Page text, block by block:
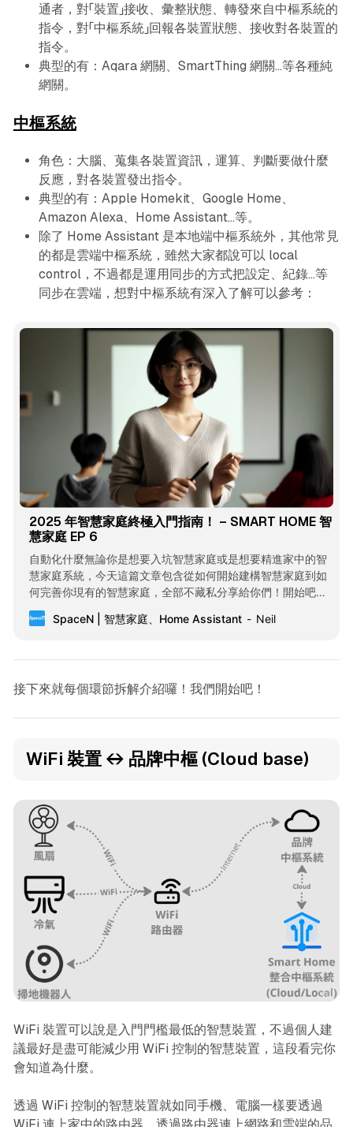
通者，對「裝置」接收、彙整狀態、轉發來自中樞系統的
指令，對「中樞系統」回報各裝置狀態、接收對各裝置的
指令。
典型的有：Aqara 網關、SmartThing 網關...等各種純
網關。
中樞系統
角色：大腦、蒐集各裝置資訊，運算、判斷要做什麼
反應，對各裝置發出指令。
典型的有：Apple Homekit、Google Home、
Amazon Alexa、Home Assistant...等。
除了 Home Assistant 是本地端中樞系統外，其他常見
的都是雲端中樞系統，雖然大家都說可以 local
control，不過都是運用同步的方式把設定、紀錄...等
同步在雲端，想對中樞系統有深入了解可以參考：
2025 年智慧家庭終極入門指南！ – SMART HOME 智
慧家庭 EP 6
自動化什麼無論你是想要入坑智慧家庭或是想要精進家中的智
慧家庭系統，今天這篇文章包含從如何開始建構智慧家庭到如
何完善你現有的智慧家庭，全部不藏私分享給你們！開始吧！
2 個建構智慧家庭的重要原則 很多人想到智慧家庭的時候，很
快就會開始擔心要選擇什麼系統、要怎麼處理網路連線、要買
2 年的經驗，在進行所有準備之前先清楚了解 2 點原則，將會
中不顯眼、不突兀，最好不被發現。 2. 易用：所有家庭成員甚
板，平常生活比較不會往上看，盡可能選擇小機型更棒。 範例
1. 窗簾控制多元性 D
SpaceN | 智慧家庭、Home Assistant Neil
接下來就每個環節拆解介紹囉！我們開始吧！
WiFi 裝置 ↔️ 品牌中樞 (Cloud base)
WiFi 裝置可以說是入門門檻最低的智慧裝置，不過個人建
議最好是盡可能減少用 WiFi 控制的智慧裝置，這段看完你
會知道為什麼。
透過 WiFi 控制的智慧裝置就如同手機、電腦一樣要透過